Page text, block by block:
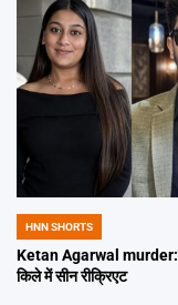
POSTED
IN
HNN SHORTS
Ketan Agarwal
किले में सीन रीक्रिएट